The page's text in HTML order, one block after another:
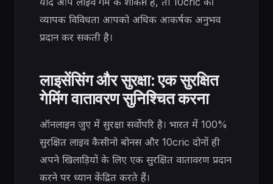
व्यापक विविधता आपको अधिक आकर्षक अनुभव
प्रदान कर सकती है।
लाइसेंसिंग और सुरक्षा: एक सुरक्षित
गेमिंग वातावरण सुनिश्चित करना
ऑनलाइन जुए में सुरक्षा सर्वोपरि है। भारत में 100%
सुरक्षित लाइव कैसीनो बोनस और 10cric दोनों ही
अपने खिलाड़ियों के लिए एक सुरक्षित वातावरण प्रदान
करने पर ध्यान केंद्रित करते हैं।